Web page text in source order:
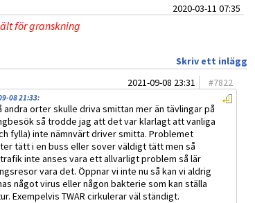
2020-03-11 07:35
för granskning
Skriv ett inlägg
2021-09-08 23:31 #7822
08 21:33:
orter skulle driva smittan mer än tävlingar på
så trodde jag att det var klarlagt att vanliga
fylla) inte nämnvärt driver smitta. Problemet
tätt i en buss eller sover väldigt tätt men så
inte anses vara ett allvarligt problem så lär
vara det. Öppnar vi inte nu så kan vi aldrig
något virus eller någon bakterie som kan ställa
Exempelvis TWAR cirkulerar väl ständigt.